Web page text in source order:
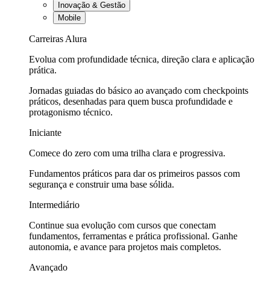
Inovação & Gestão
Mobile
Carreiras Alura
Evolua com profundidade técnica, direção clara e aplicação
prática.
Jornadas guiadas do básico ao avançado com checkpoints
práticos, desenhadas para quem busca profundidade e
protagonismo técnico.
Iniciante
Comece do zero com uma trilha clara e progressiva.
Fundamentos práticos para dar os primeiros passos com
segurança e construir uma base sólida.
Intermediário
Continue sua evolução com cursos que conectam
fundamentos, ferramentas e prática profissional. Ganhe
autonomia, e avance para projetos mais completos.
Avançado